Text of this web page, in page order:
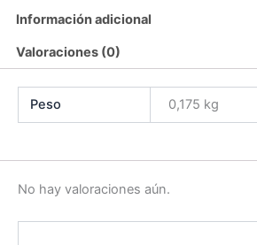
Información adicional
Valoraciones (0)
Peso 0,175 kg
No hay valoraciones aún.